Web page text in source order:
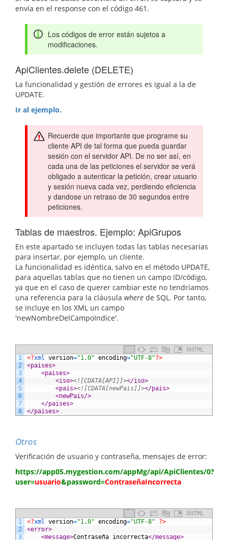
envía en el response con el código 461.
Los códigos de error están sujetos a
modificaciones.
ApiClientes.delete (DELETE)
La funcionalidad y gestión de errores es igual a la de
UPDATE.
Ir al ejemplo.
Recuerde que importante que programe su
cliente API de tal forma que pueda guardar
sesión con el servidor API. De no ser así, en
cada una de las peticiones el servidor se verá
obligado a autenticar la petición, crear usuario
y sesión nueva cada vez, perdiendo eficiencia
y dandose un retraso de 30 segundos entre
peticiones.
Tablas de maestros. Ejemplo: ApiGrupos
En este apartado se incluyen todas las tablas necesarias
para insertar, por ejemplo, un cliente.
La funcionalidad es idéntica, salvo en el método UPDATE,
para aquellas tablas que no tienen un campo ID/código,
ya que en el caso de querer cambiar este no tendríamos
una referencia para la cláusula where de SQL. Por tanto,
se incluye en los XML un campo
'newNombreDelCampoIndice'.
XHTML
1
2
3
4
5
6
7
8
<?xml version="1.0" encoding="UTF-8"?>
<paises>
<paises>
<iso><![CDATA[API]]></iso>
<pais><![CDATA[newPais]]></pais>
<newPais/>
</paises>
</paises>
Otros
Verificación de usuario y contraseña, mensajes de error:
https://app05.mygestion.com/appMg/api/ApiClientes/0?
user=usuario&password=ContraseñaIncorrecta
XHTML
1
2
3
<?xml version="1.0" encoding="UTF-8"
?>
<error>
<message>Contraseña incorrecta</message>